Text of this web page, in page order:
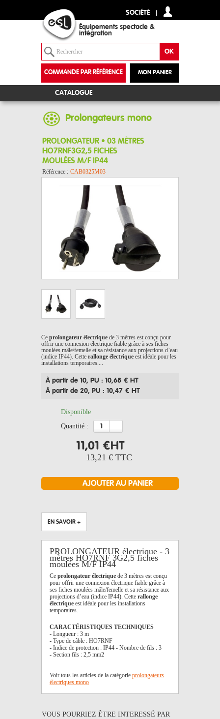
SOCIÉTÉ
Équipements spectacle &
intégration
MON PANIER
COMMANDE PAR RÉFÉRENCE
CATALOGUE
Prolongateurs mono
PROLONGATEUR • 03 MÈTRES
HO7RNF3G2,5 FICHES
MOULÉES M/F IP44
Référence : CAB0325M03
Ce prolongateur électrique de 3 mètres est conçu pour
offrir une connexion électrique fiable grâce à ses fiches
moulées mâle/femelle et sa résistance aux projections d’eau
(indice IP44). Cette rallonge électrique est idéale pour les
installations temporaires....
À partir de 10, PU : 10,68 € HT
À partir de 20, PU : 10,47 € HT
Disponible
quantité :
11,01 €HT
13,21 € TTC
EN SAVOIR +
PROLONGATEUR électrique - 3
mètres HO7RNF 3G2,5 fiches
moulées M/F IP44
Ce prolongateur électrique de 3 mètres est conçu
pour offrir une connexion électrique fiable grâce à
ses fiches moulées mâle/femelle et sa résistance aux
projections d’eau (indice IP44). Cette rallonge
électrique est idéale pour les installations
temporaires.
CARACTÉRISTIQUES TECHNIQUES
- Longueur : 3 m
- Type de câble : HO7RNF
- Indice de protection : IP44 - Nombre de fils : 3
- Section fils : 2,5 mm2
Voir tous les articles de la catégorie prolongateurs
électriques mono
VOUS POURRIEZ ÊTRE INTERESSÉ PAR